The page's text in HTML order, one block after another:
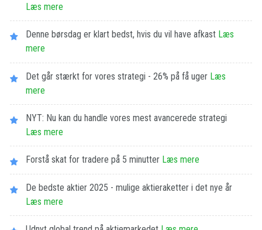
Læs mere
Denne børsdag er klart bedst, hvis du vil have afkast Læs
mere
Det går stærkt for vores strategi - 26% på få uger Læs
mere
NYT: Nu kan du handle vores mest avancerede strategi
Læs mere
Forstå skat for tradere på 5 minutter Læs mere
De bedste aktier 2025 - mulige aktieraketter i det nye år
Læs mere